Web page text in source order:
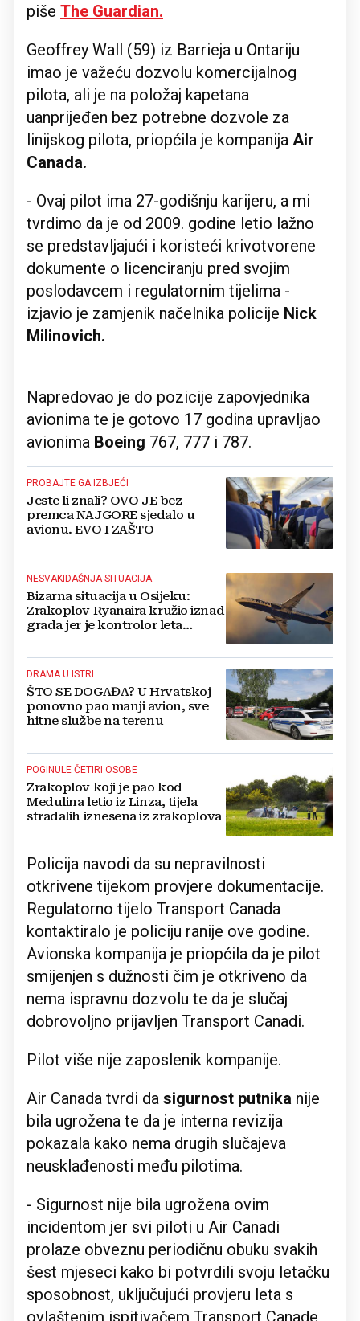
piše The Guardian.
Geoffrey Wall (59) iz Barrieja u Ontariju
imao je važeću dozvolu komercijalnog
pilota, ali je na položaj kapetana
uanprijeđen bez potrebne dozvole za
linijskog pilota, priopćila je kompanija Air
Canada.
- Ovaj pilot ima 27-godišnju karijeru, a mi
tvrdimo da je od 2009. godine letio lažno
se predstavljajući i koristeći krivotvorene
dokumente o licenciranju pred svojim
poslodavcem i regulatornim tijelima -
izjavio je zamjenik načelnika policije Nick
Milinovich.
Napredovao je do pozicije zapovjednika
avionima te je gotovo 17 godina upravljao
avionima Boeing 767, 777 i 787.
PROBAJTE GA IZBJEĆI
Jeste li znali? OVO JE bez
premca NAJGORE sjedalo u
avionu. EVO I ZAŠTO
NESVAKIDAŠNJA SITUACIJA
Bizarna situacija u Osijeku:
Zrakoplov Ryanaira kružio iznad
grada jer je kontrolor leta
DRAMA U ISTRI
ŠTO SE DOGAĐA? U Hrvatskoj
ponovno pao manji avion, sve
hitne službe na terenu
POGINULE ČETIRI OSOBE
Zrakoplov koji je pao kod
Medulina letio iz Linza, tijela
stradalih iznesena iz zrakoplova
Policija navodi da su nepravilnosti
otkrivene tijekom provjere dokumentacije.
Regulatorno tijelo Transport Canada
kontaktiralo je policiju ranije ove godine.
Avionska kompanija je priopćila da je pilot
smijenjen s dužnosti čim je otkriveno da
nema ispravnu dozvolu te da je slučaj
dobrovoljno prijavljen Transport Canadi.
Pilot više nije zaposlenik kompanije.
Air Canada tvrdi da sigurnost putnika nije
bila ugrožena te da je interna revizija
pokazala kako nema drugih slučajeva
neusklađenosti među pilotima.
- Sigurnost nije bila ugrožena ovim
incidentom jer svi piloti u Air Canadi
prolaze obveznu periodičnu obuku svakih
šest mjeseci kako bi potvrdili svoju letačku
sposobnost, uključujući provjeru leta s
ovlaštenim ispitivačem Transport Canade